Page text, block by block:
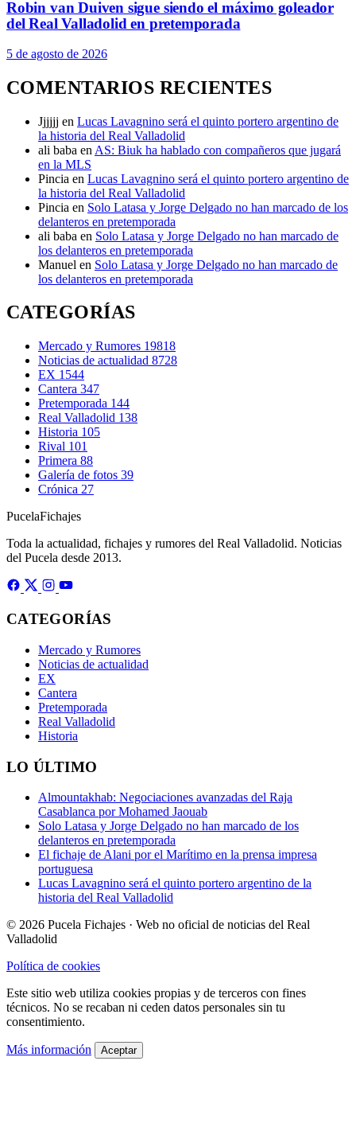
Robin van Duiven sigue siendo el máximo goleador
del Real Valladolid en pretemporada
5 de agosto de 2026
COMENTARIOS RECIENTES
Jjjjjj en Lucas Lavagnino será el quinto portero argentino de
la historia del Real Valladolid
ali baba en AS: Biuk ha hablado con compañeros que jugará
en la MLS
Pincia en Lucas Lavagnino será el quinto portero argentino de
la historia del Real Valladolid
Pincia en Solo Latasa y Jorge Delgado no han marcado de los
delanteros en pretemporada
ali baba en Solo Latasa y Jorge Delgado no han marcado de
los delanteros en pretemporada
Manuel en Solo Latasa y Jorge Delgado no han marcado de
los delanteros en pretemporada
CATEGORÍAS
Mercado y Rumores 19818
Noticias de actualidad 8728
EX 1544
Cantera 347
Pretemporada 144
Real Valladolid 138
Historia 105
Rival 101
Primera 88
Galería de fotos 39
Crónica 27
PucelaFichajes
Toda la actualidad, fichajes y rumores del Real Valladolid. Noticias
del Pucela desde 2013.
CATEGORÍAS
Mercado y Rumores
Noticias de actualidad
EX
Cantera
Pretemporada
Real Valladolid
Historia
LO ÚLTIMO
Almountakhab: Negociaciones avanzadas del Raja
Casablanca por Mohamed Jaouab
Solo Latasa y Jorge Delgado no han marcado de los
delanteros en pretemporada
El fichaje de Alani por el Marítimo en la prensa impresa
portuguesa
Lucas Lavagnino será el quinto portero argentino de la
historia del Real Valladolid
© 2026 Pucela Fichajes · Web no oficial de noticias del Real
Valladolid
Política de cookies
Este sitio web utiliza cookies propias y de terceros con fines
técnicos. No se recaban ni ceden datos personales sin tu
consentimiento.
Más información Aceptar